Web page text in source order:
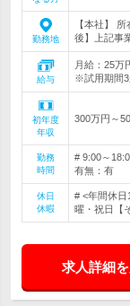
勤務地
【本社】
後】上記事
給与
月給：25万
※試用期間3
初年度
年収
300万円～
勤務
時間
# 9:00～
有無：有
休日
休暇
# <年間休
曜・祝日【
求人詳細